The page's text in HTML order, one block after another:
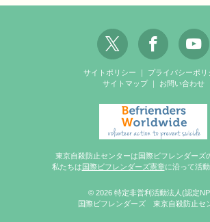
サイトポリシー ｜ プライバシーポリ
サイトマップ｜ お問い合わせ
東京自殺防止センターは国際ビフレンダーズ
私たちは 国際ビフレンダーズ憲章に沿って活動
© 2026 特定非営利活動法人(認定
国際ビフレンダーズ 東京自殺防止セ